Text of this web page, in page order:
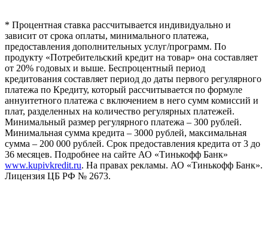
* Процентная ставка рассчитывается индивидуально и
зависит от срока оплаты, минимального платежа,
предоставления дополнительных услуг/программ. По
продукту «Потребительский кредит на товар» она составляет
от 20% годовых и выше. Беспроцентный период
кредитования составляет период до даты первого регулярного
платежа по Кредиту, который рассчитывается по формуле
аннуитетного платежа с включением в него сумм комиссий и
плат, разделенных на количество регулярных платежей.
Минимальный размер регулярного платежа – 300 рублей.
Минимальная сумма кредита – 3000 рублей, максимальная
сумма – 200 000 рублей. Срок предоставления кредита от 3 до
36 месяцев. Подробнее на сайте АО «Тинькофф Банк»
www.kupivkredit.ru. На правах рекламы. АО «Тинькофф Банк».
Лицензия ЦБ РФ № 2673.